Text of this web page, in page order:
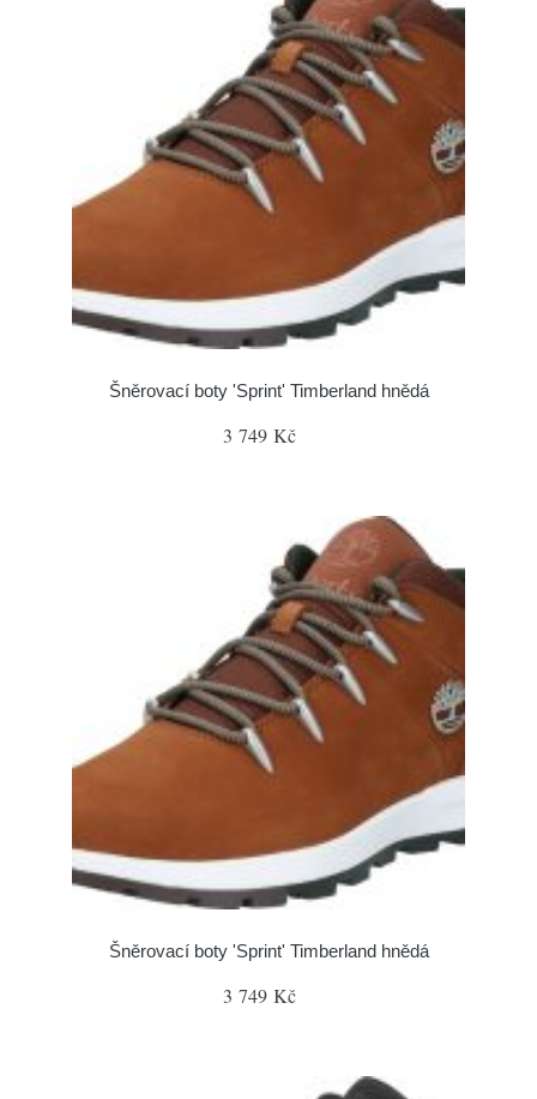
Šněrovací boty 'Sprint' Timberland hnědá
3 749 Kč
Šněrovací boty 'Sprint' Timberland hnědá
3 749 Kč